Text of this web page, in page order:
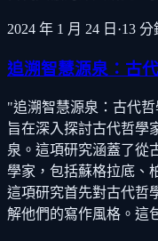
2024 年 1 月 24 日 ·13 分
追溯智慧源泉：古
"追溯智慧源泉：古代
旨在深入探討古代哲學
泉。這項研究涵蓋了從
學家，包括蘇格拉底、
這項研究首先對古代哲
解他們的寫作風格。這